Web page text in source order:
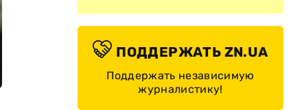
ПОДДЕРЖАТЬ ZN.UA
Поддержать независимую
журналистику!